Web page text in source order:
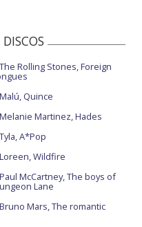
The Rolling Stones, Foreign
Malú, Quince
Melanie Martinez, Hades
Tyla, A*Pop
Loreen, Wildfire
Paul McCartney, The boys of
Lane
Bruno Mars, The romantic